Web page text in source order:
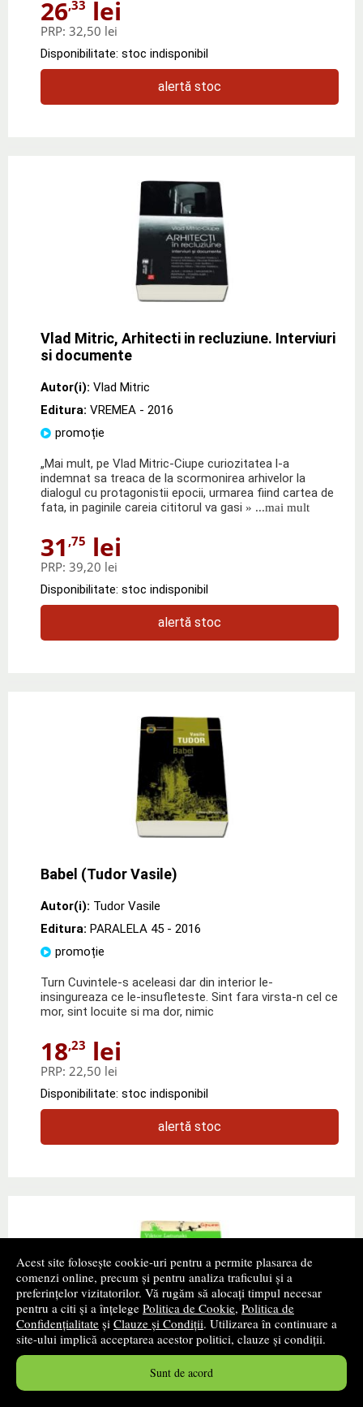
Acest site folosește cookie-uri pentru a permite plasarea de
comenzi online, precum și pentru analiza traficului și a
preferințelor vizitatorilor. Vă rugăm să alocați timpul necesar
pentru a citi și a înțelege Politica de Cookie, Politica de
Confidențialitate și Clauze și Condiții. Utilizarea în continuare a
site-ului implică acceptarea acestor politici, clauze și condiții.
Sunt de acord
26,33 lei
PRP: 32,50 lei
Disponibilitate: stoc indisponibil
alertă stoc
Vlad Mitric, Arhitecti in recluziune. Interviuri
si documente
Autor(i): Vlad Mitric
Editura: VREMEA - 2016
promoție
„Mai mult, pe Vlad Mitric-Ciupe curiozitatea l-a
indemnat sa treaca de la scormonirea arhivelor la
dialogul cu protagonistii epocii, urmarea fiind cartea de
fata, in paginile careia cititorul va gasi » ...mai mult
31 ,75 lei
PRP: 39,20 lei
Disponibilitate: stoc indisponibil
alertă stoc
Babel (Tudor Vasile)
Autor(i): Tudor Vasile
Editura: PARALELA 45 - 2016
promoție
Turn Cuvintele-s aceleasi dar din interior le-
insingureaza ce le-insufleteste. Sint fara virsta-n cel ce
mor, sint locuite si ma dor, nimic
18,23 lei
PRP: 22,50 lei
Disponibilitate: stoc indisponibil
alertă stoc
Exercitii de spart coaja muzei (Viktor
Latunski)